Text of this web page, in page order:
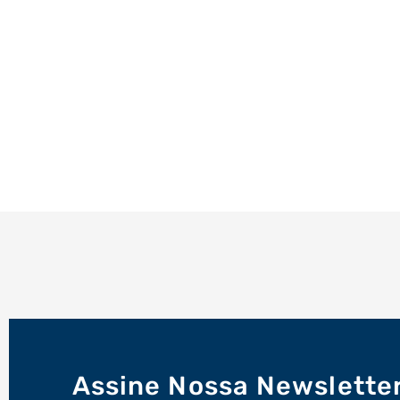
Assine Nossa